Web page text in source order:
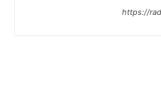
https://